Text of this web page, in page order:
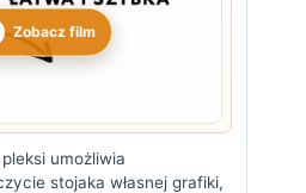
Zobacz film
umożliwia
stojaka własnej grafiki,